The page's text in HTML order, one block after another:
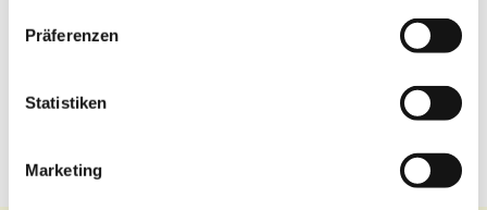
Präferenzen
Statistiken
Marketing